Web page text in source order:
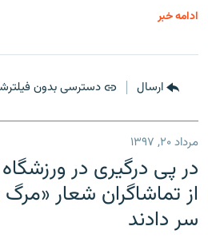
ادامه خبر
ارسال دسترسی بدون
مرداد ۲۰, ۱۳۹۷
در پی درگیری در
از تماشاگران شعار «مرگ
سر دادند